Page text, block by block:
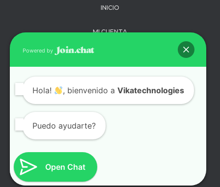
INICIO
MI CUENTA
PRIVACIDAD
SOPORTE
TÉRMINOS Y
Powered by
Hola! , bienvenido aVikatechnologies
Puedo ayudarte?
Open Chat